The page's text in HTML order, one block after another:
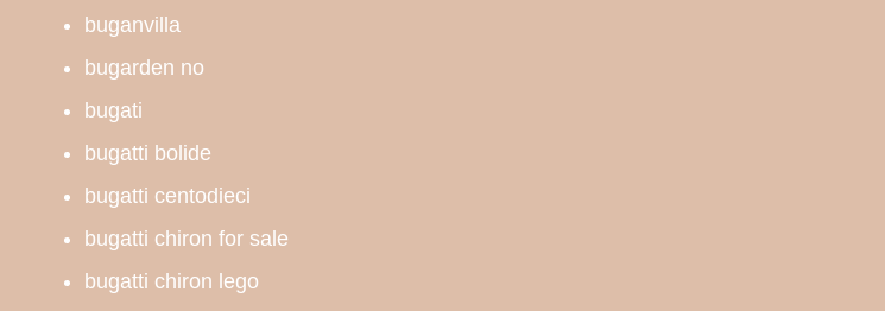
buganvilla
bugarden no
bugati
bugatti bolide
bugatti centodieci
bugatti chiron for sale
bugatti chiron lego